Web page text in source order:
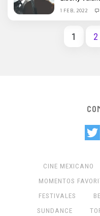
1 FEB, 2022
1 2
CINE MEXICANO
MOMENTOS
FESTIVALES
SUNDANCE